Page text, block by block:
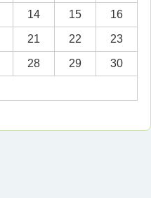
14 15 16
21 22 23
28 29 30